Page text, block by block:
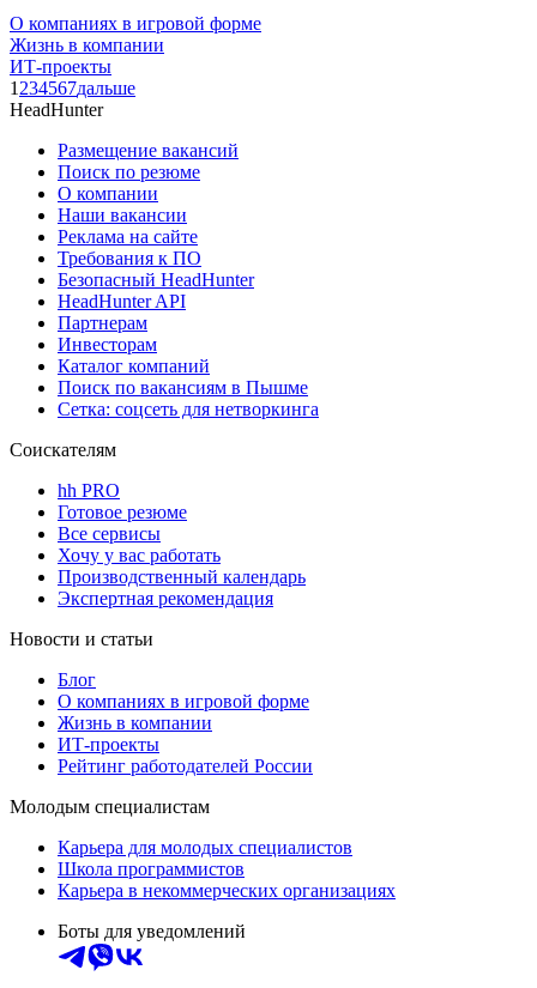
О компаниях в игровой форме
Жизнь в компании
ИТ-проекты
1 234567дальше
HeadHunter
Размещение вакансий
Поиск по резюме
О компании
Наши вакансии
Реклама на сайте
Требования к ПО
Безопасный HeadHunter
HeadHunter API
Партнерам
Инвесторам
Каталог компаний
Поиск по вакансиям в Пышме
Сетка: соцсеть для нетворкинга
Соискателям
hh PRO
Готовое резюме
Все сервисы
Хочу у вас работать
Производственный календарь
Экспертная рекомендация
Новости и статьи
Блог
О компаниях в игровой форме
Жизнь в компании
ИТ-проекты
Рейтинг работодателей России
Молодым специалистам
Карьера для молодых специалистов
Школа программистов
Карьера в некоммерческих организациях
Боты для уведомлений